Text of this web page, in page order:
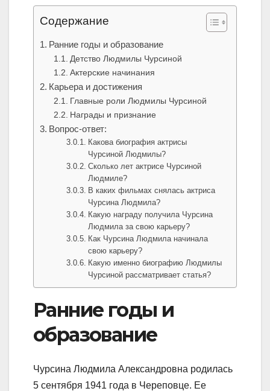
Содержание
Ранние годы и образование
Детство Людмилы Чурсиной
Актерские начинания
Карьера и достижения
Главные роли Людмилы Чурсиной
Награды и признание
Вопрос-ответ:
Какова биография актрисы
Чурсиной Людмилы?
Сколько лет актрисе Чурсиной
Людмиле?
В каких фильмах снялась актриса
Чурсина Людмила?
Какую награду получила Чурсина
Людмила за свою карьеру?
Как Чурсина Людмила начинала
свою карьеру?
Какую именно биографию Людмилы
Чурсиной рассматривает статья?
Ранние годы и
образование
Чурсина Людмила Александровна родилась
5 сентября 1941 года в Череповце. Ее